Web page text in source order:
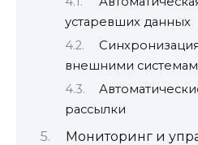
устаревших данных
внешними
рассылки
Мониторинг и